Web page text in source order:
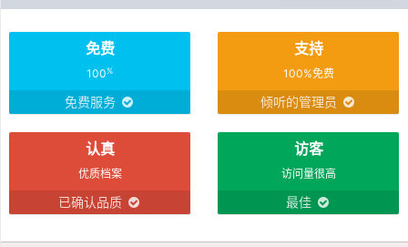
免费
100%
免费服务
支持
100%免费
倾听的管理员
认真
优质档案
已确认品质
访客
访问量很高
最佳